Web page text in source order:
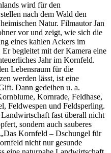
wird für den
nach dem Wald den
Natur. Filmautor Jan
vor und zeigt, wie sich die
eines kahlen Ackers im
begleitet mit der Kamera eine
Jahr im Kornfeld.
Lebensraum für die
werden lässt, ist eine
Dann gedeihen u. a.
Kornrade, Feldhase,
Feldwespen und Feldsperling.
fast überall nicht
sondern auch sauberes
Kornfeld – Dschungel für
nicht nur gesunde